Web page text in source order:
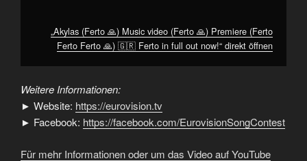
„Akylas (Ferto 🙏) Music video (Ferto 🙏) Premiere (Ferto
Ferto Ferto 🙏) 🇬🇷 Ferto in full out now!“ direkt öffnen
Weitere Informationen:
► Website: https://eurovision.tv
► Facebook: https://facebook.com/EurovisionSongContest
Für mehr Informationen oder um das Video auf YouTube